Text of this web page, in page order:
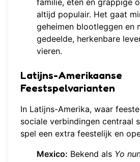
familie, eten en grappige
altijd populair. Het gaat
geheimen blootleggen en
gedeelde, herkenbare
vieren.
Latijns-Amerikaanse
Feestspelvarianten
In Latijns-Amerika, waar
sociale verbindingen centraal
spel een extra feestelijk en
Mexico: Bekend als Yo